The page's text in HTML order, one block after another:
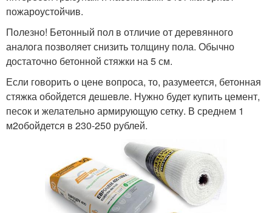
пожароустойчив.
Полезно! Бетонный пол в отличие от деревянного
аналога позволяет снизить толщину пола. Обычно
достаточно бетонной стяжки на 5 см.
Если говорить о цене вопроса, то, разумеется, бетонная
стяжка обойдется дешевле. Нужно будет купить цемент,
песок и желательно армирующую сетку. В среднем 1
м2обойдется в 230-250 рублей.